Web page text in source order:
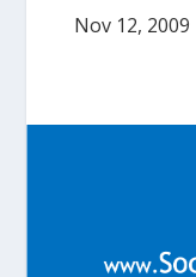
Nov 12, 2009